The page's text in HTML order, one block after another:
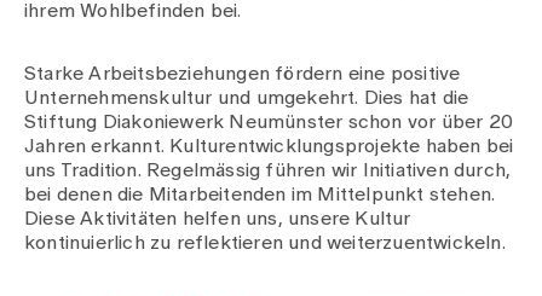
ihrem Wohlbefinden bei.
Starke Arbeitsbeziehungen fördern eine positive
Unternehmenskultur und umgekehrt. Dies hat die
Stiftung Diakoniewerk Neumünster schon vor über 20
Jahren erkannt. Kulturentwicklungsprojekte haben bei
uns Tradition. Regelmässig führen wir Initiativen durch,
bei denen die Mitarbeitenden im Mittelpunkt stehen.
Diese Aktivitäten helfen uns, unsere Kultur
kontinuierlich zu reflektieren und weiterzuentwickeln.